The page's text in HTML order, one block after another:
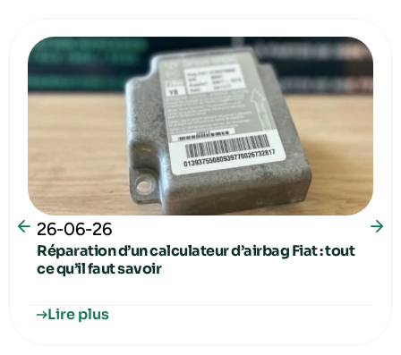
26-06-26
Réparation d’un calculateur d’airbag Fiat : tout
ce qu’il faut savoir
Lire plus